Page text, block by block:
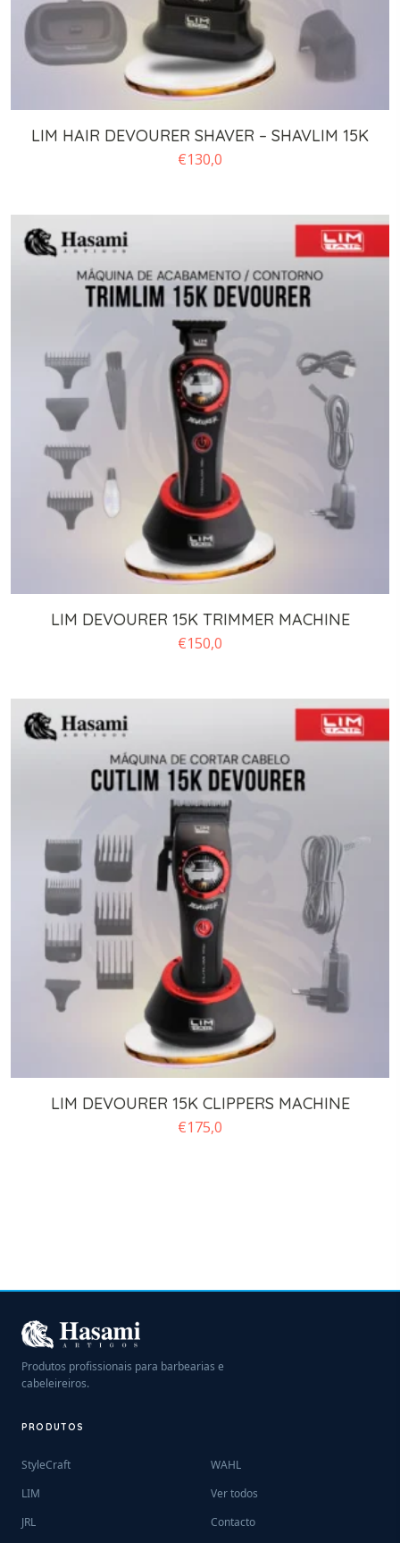
LIM HAIR DEVOURER SHAVER – SHAVLIM 15K
€130,0
LIM DEVOURER 15K TRIMMER MACHINE
€150,0
LIM DEVOURER 15K CLIPPERS MACHINE
€175,0
Produtos profissionais para barbearias e
cabeleireiros.
PRODUTOS
StyleCraft
LIM
JRL
WAHL
Ver todos
Contacto